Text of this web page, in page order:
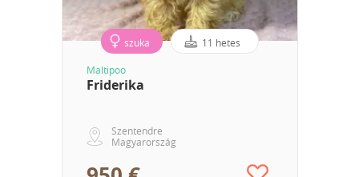
szuka 11 hetes
Maltipoo
Friderika
Szentendre
Magyarország